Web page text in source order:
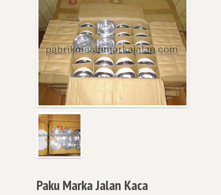
Paku Marka Jalan Kaca